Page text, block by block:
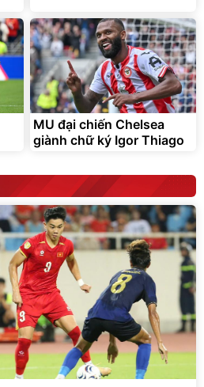
MU đại chiến Chelsea
giành chữ ký Igor Thiago